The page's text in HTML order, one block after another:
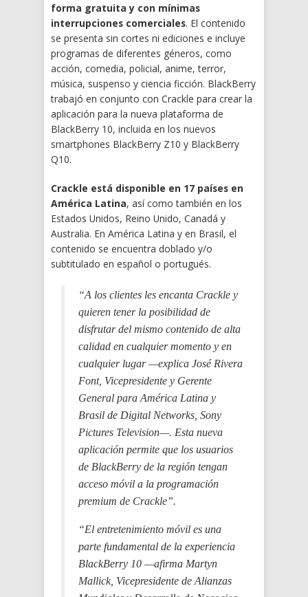
forma gratuita y con mínimas
interrupciones comerciales. El contenido
se presenta sin cortes ni ediciones e incluye
programas de diferentes géneros, como
acción, comedia, policial, anime, terror,
música, suspenso y ciencia ficción. BlackBerry
trabajó en conjunto con Crackle para crear la
aplicación para la nueva plataforma de
BlackBerry 10, incluida en los nuevos
smartphones BlackBerry Z10 y BlackBerry
Q10.
Crackle está disponible en 17 países en
América Latina, así como también en los
Estados Unidos, Reino Unido, Canadá y
Australia. En América Latina y en Brasil, el
contenido se encuentra doblado y/o
subtitulado en español o portugués.
“A los clientes les encanta Crackle y
quieren tener la posibilidad de
disfrutar del mismo contenido de alta
calidad en cualquier momento y en
cualquier lugar —explica José Rivera
Font, Vicepresidente y Gerente
General para América Latina y
Brasil de Digital Networks, Sony
Pictures Television—. Esta nueva
aplicación permite que los usuarios
de BlackBerry de la región tengan
acceso móvil a la programación
premium de Crackle”.
“El entretenimiento móvil es una
parte fundamental de la experiencia
BlackBerry 10 —afirma Martyn
Mallick, Vicepresidente de Alianzas